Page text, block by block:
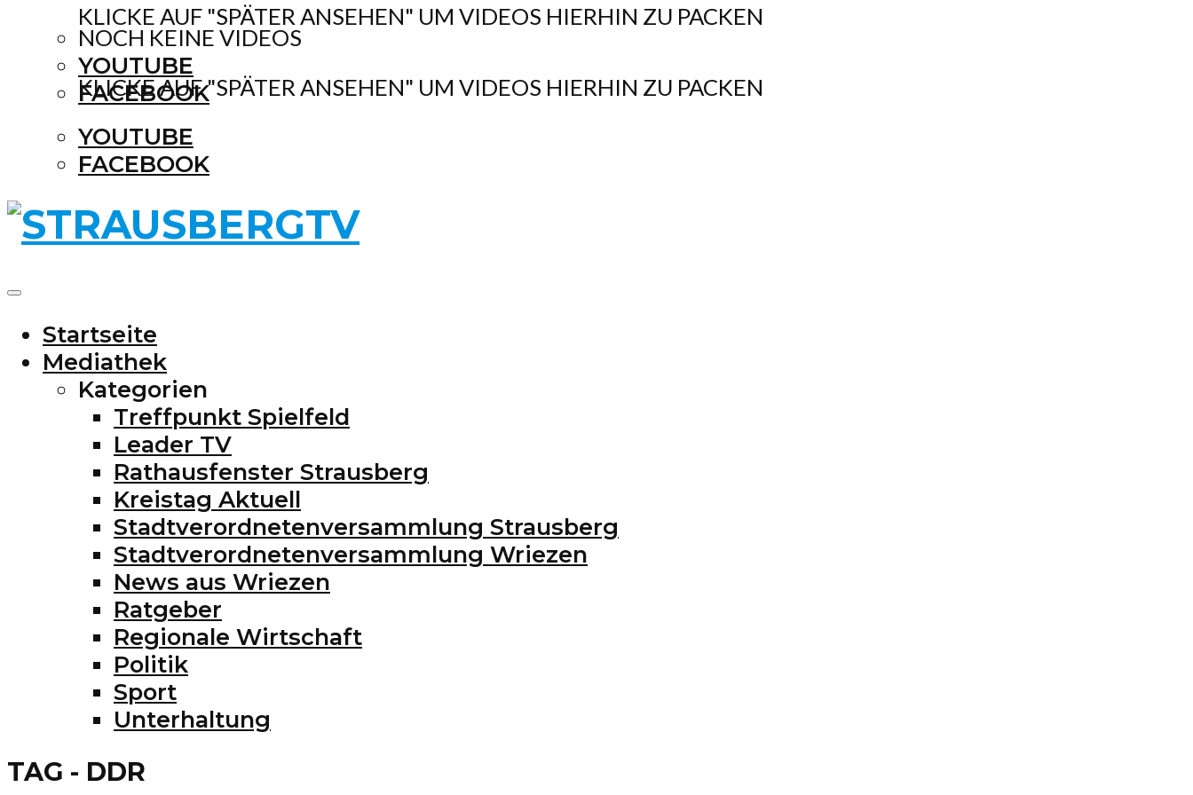
KLICKE AUF "SPÄTER ANSEHEN" UM VIDEOS HIERHIN ZU PACKEN
YOUTUBE
FACEBOOK
NOCH KEINE VIDEOS
KLICKE AUF "SPÄTER ANSEHEN" UM VIDEOS HIERHIN ZU PACKEN
YOUTUBE
FACEBOOK
Startseite
Mediathek
Kategorien
Treffpunkt Spielfeld
Leader TV
Rathausfenster Strausberg
Kreistag Aktuell
Stadtverordnetenversammlung Strausberg
Stadtverordnetenversammlung Wriezen
News aus Wriezen
Ratgeber
Regionale Wirtschaft
Politik
Sport
Unterhaltung
TAG - DDR